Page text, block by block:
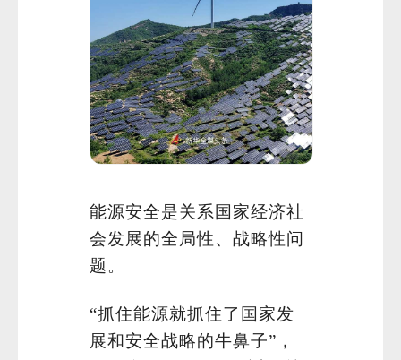
能源安全是关系国家经济社
会发展的全局性、战略性问
题。
“抓住能源就抓住了国家发
展和安全战略的牛鼻子”，